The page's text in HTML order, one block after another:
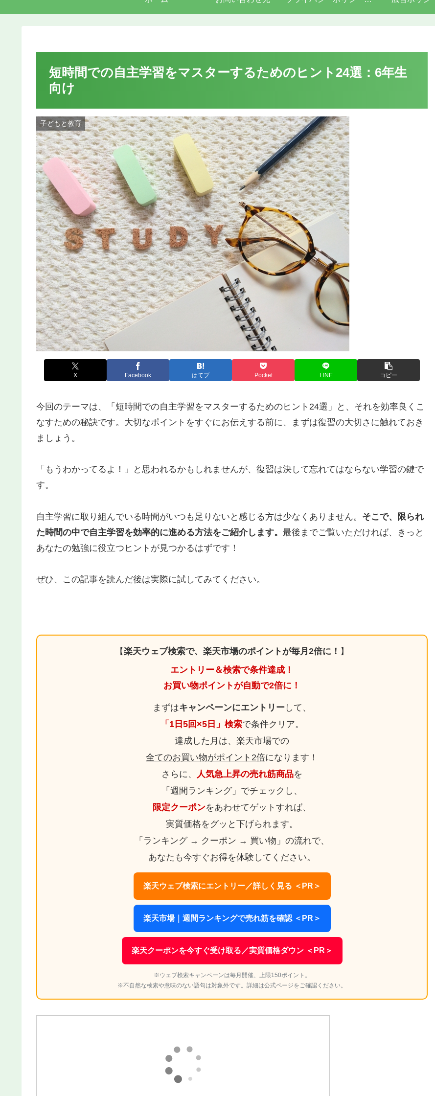
短時間での自主学習をマスターするためのヒント24選：6年生
向け
子どもと教育
X Facebook はてブ Pocket LINE コピー
今回のテーマは、「短時間での自主学習をマスターするためのヒント24選」と、それを効率良くこ
なすための秘訣です。大切なポイントをすぐにお伝えする前に、まずは復習の大切さに触れておき
ましょう。
「もうわかってるよ！」と思われるかもしれませんが、復習は決して忘れてはならない学習の鍵で
す。
自主学習に取り組んでいる時間がいつも足りないと感じる方は少なくありません。 そこで、限られ
た時間の中で自主学習を効率的に進める方法をご紹介します。 最後までご覧いただければ、きっと
あなたの勉強に役立つヒントが見つかるはずです！
ぜひ、この記事を読んだ後は実際に試してみてください。
【楽天ウェブ検索で、楽天市場のポイントが毎月2倍に！ 】
エントリー＆検索で条件達成！
お買い物ポイントが自動で2倍に！
まずはキャンペーンにエントリー して、
「1日5回×5日」検索で条件クリア。
達成した月は、楽天市場での
全てのお買い物がポイント2倍になります！
さらに、
人気急上昇の売れ筋商品を
「週間ランキング」でチェックし、
限定クーポンをあわせてゲットすれば、
実質価格をグッと下げられます。
「ランキング → クーポン → 買い物」の流れで、
あなたも今すぐお得を体験してください。
楽天ウェブ検索にエントリー／詳しく見る ＜PR＞
楽天市場｜週間ランキングで売れ筋を確認 ＜PR＞
楽天クーポンを今すぐ受け取る／実質価格ダウン ＜PR＞
※ウェブ検索キャンペーンは毎月開催、上限150ポイント。
※不自然な検索や意味のない語句は対象外です。詳細は公式ページをご確認ください。